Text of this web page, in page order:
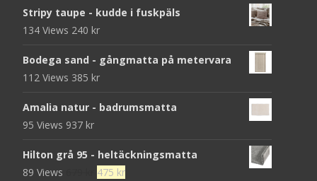
Stripy taupe - kudde i fuskpäls
134 Views 240 kr
Bodega sand - gångmatta på metervara
112 Views 385 kr
Amalia natur - badrumsmatta
95 Views 937 kr
Hilton grå 95 - heltäckningsmatta
89 Views
Det
475 krDet